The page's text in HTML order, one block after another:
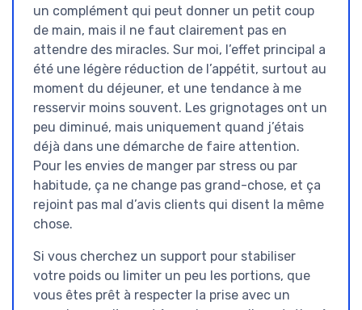
un complément qui peut donner un petit coup
de main, mais il ne faut clairement pas en
attendre des miracles. Sur moi, l’effet principal a
été une légère réduction de l’appétit, surtout au
moment du déjeuner, et une tendance à me
resservir moins souvent. Les grignotages ont un
peu diminué, mais uniquement quand j’étais
déjà dans une démarche de faire attention.
Pour les envies de manger par stress ou par
habitude, ça ne change pas grand-chose, et ça
rejoint pas mal d’avis clients qui disent la même
chose.
Si vous cherchez un support pour stabiliser
votre poids ou limiter un peu les portions, que
vous êtes prêt à respecter la prise avec un